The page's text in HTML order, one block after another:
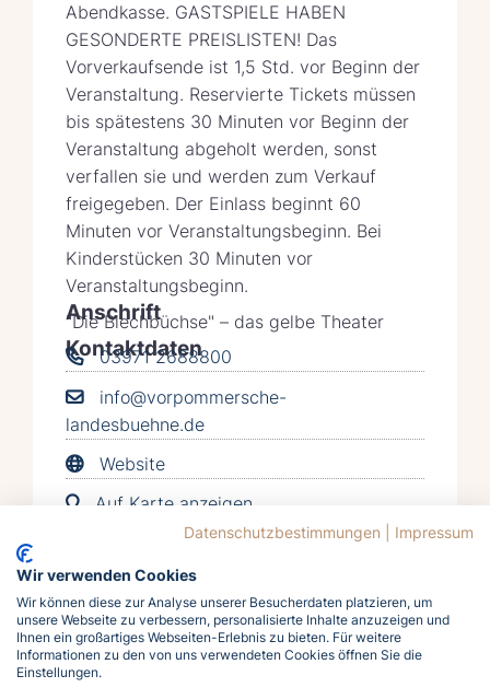
Abendkasse. GASTSPIELE HABEN
GESONDERTE PREISLISTEN! Das
Vorverkaufsende ist 1,5 Std. vor Beginn der
Veranstaltung. Reservierte Tickets müssen
bis spätestens 30 Minuten vor Beginn der
Veranstaltung abgeholt werden, sonst
verfallen sie und werden zum Verkauf
freigegeben. Der Einlass beginnt 60
Minuten vor Veranstaltungsbeginn. Bei
Kinderstücken 30 Minuten vor
Veranstaltungsbeginn.
Anschrift
"Die Blechbüchse" – das gelbe Theater
Kontaktdaten
03971 2688800
info@vorpommersche-
landesbuehne.de
Website
Auf Karte anzeigen
Datenschutzbestimmungen Impressum
Wir verwenden Cookies
Wir können diese zur Analyse unserer Besucherdaten platzieren, um
unsere Webseite zu verbessern, personalisierte Inhalte anzuzeigen und
Ihnen ein großartiges Webseiten-Erlebnis zu bieten. Für weitere
Informationen zu den von uns verwendeten Cookies öffnen Sie die
Einstellungen.